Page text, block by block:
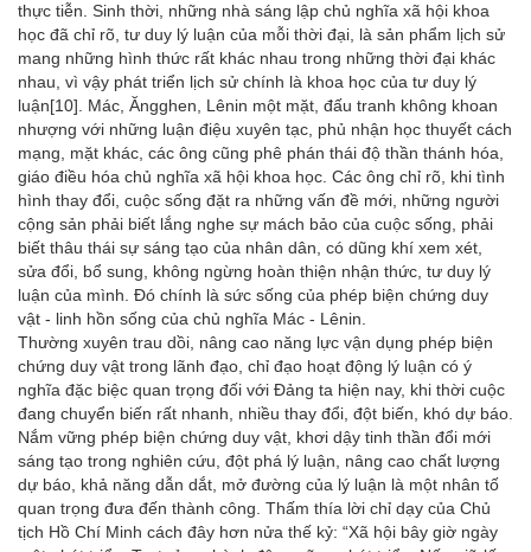
thực tiễn. Sinh thời, những nhà sáng lập chủ nghĩa xã hội khoa
học đã chỉ rõ, tư duy lý luận của mỗi thời đại, là sản phẩm lịch sử
mang những hình thức rất khác nhau trong những thời đại khác
nhau, vì vậy phát triển lịch sử chính là khoa học của tư duy lý
luận[10]. Mác, Ăngghen, Lênin một mặt, đấu tranh không khoan
nhượng với những luận điệu xuyên tạc, phủ nhận học thuyết cách
mạng, mặt khác, các ông cũng phê phán thái độ thần thánh hóa,
giáo điều hóa chủ nghĩa xã hội khoa học. Các ông chỉ rõ, khi tình
hình thay đổi, cuộc sống đặt ra những vấn đề mới, những người
cộng sản phải biết lắng nghe sự mách bảo của cuộc sống, phải
biết thâu thái sự sáng tạo của nhân dân, có dũng khí xem xét,
sửa đổi, bổ sung, không ngừng hoàn thiện nhận thức, tư duy lý
luận của mình. Đó chính là sức sống của phép biện chứng duy
vật - linh hồn sống của chủ nghĩa Mác - Lênin.
Thường xuyên trau dồi, nâng cao năng lực vận dụng phép biện
chứng duy vật trong lãnh đạo, chỉ đạo hoạt động lý luận có ý
nghĩa đặc biệc quan trọng đối với Đảng ta hiện nay, khi thời cuộc
đang chuyển biến rất nhanh, nhiều thay đổi, đột biến, khó dự báo.
Nắm vững phép biện chứng duy vật, khơi dậy tinh thần đổi mới
sáng tạo trong nghiên cứu, đột phá lý luận, nâng cao chất lượng
dự báo, khả năng dẫn dắt, mở đường của lý luận là một nhân tố
quan trọng đưa đến thành công. Thấm thía lời chỉ dạy của Chủ
tịch Hồ Chí Minh cách đây hơn nửa thế kỷ: “Xã hội bây giờ ngày